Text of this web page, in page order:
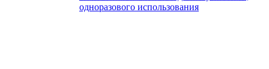
одноразового использования